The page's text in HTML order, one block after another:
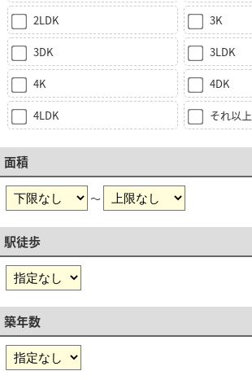
2LDK 3K
3DK 3LDK
4K 4DK
4LDK それ以上
面積
～
駅徒歩
築年数